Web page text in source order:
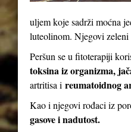
uljem koje sadrži moćna
luteolinom. Njegovi
Peršun se u fitoterapiji
toksina iz organizma,
artritisa i reumatoidnog
Kao i njegovi rođaci iz
gasove i nadutost.